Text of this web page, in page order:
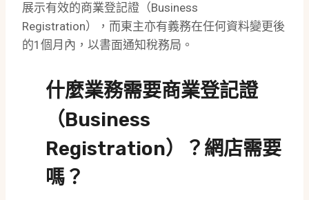
展示有效的商業登記證（Business
Registration），而東主亦有義務在任何資料變更後
的1個月內，以書面通知稅務局。
什麼業務需要商業登記證
（Business
Registration）？網店需要
嗎？